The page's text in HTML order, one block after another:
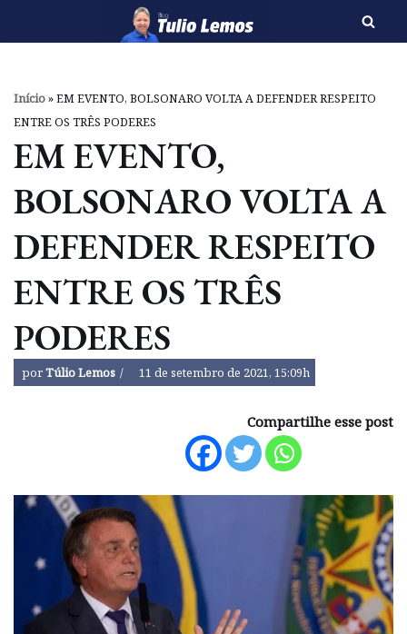
o
conteúdo
Início»EM EVENTO, BOLSONARO VOLTA A DEFENDER RESPEITO
ENTRE OS TRÊS PODERES
EM EVENTO,
BOLSONARO VOLTA A
DEFENDER RESPEITO
ENTRE OS TRÊS
PODERES
porTúlio Lemos 11 de setembro de 2021, 15:09h
Compartilhe esse post